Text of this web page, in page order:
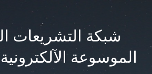
شبكة التشريعات
الموسوعة